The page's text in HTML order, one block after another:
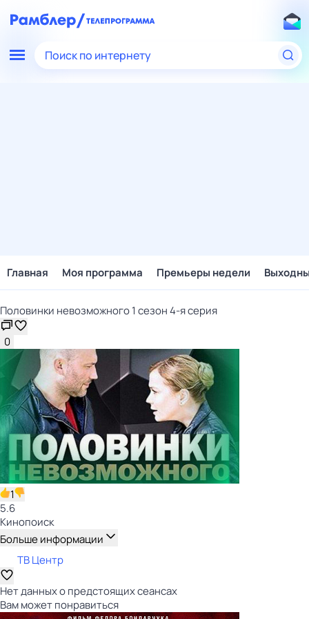
Поиск по интернету
Главная Моя программа Премьеры недели
Половинки невозможного 1 сезон 4-я серия
0
1
5.6
Кинопоиск
Больше информации
ТВ Центр
Нет данных о предстоящих сеансах
Вам может понравиться